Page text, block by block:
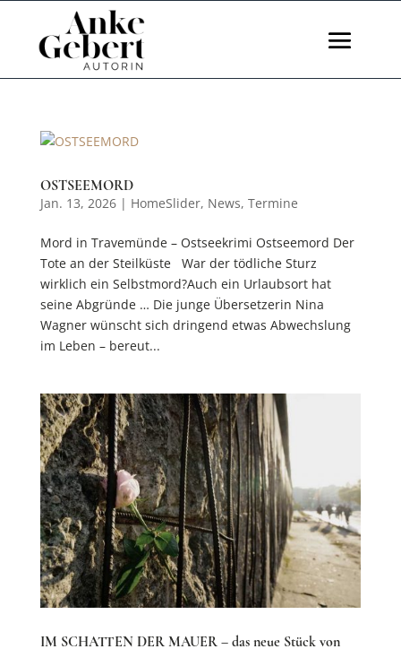
OSTSEEMORD
Jan. 13, 2026| HomeSlider, News, Termine
Mord in Travemünde – Ostseekrimi Ostseemord Der
Tote an der Steilküste War der tödliche Sturz
wirklich ein Selbstmord?Auch ein Urlaubsort hat
seine Abgründe … Die junge Übersetzerin Nina
Wagner wünscht sich dringend etwas Abwechslung
im Leben – bereut...
IM SCHATTEN DER MAUER – das neue Stück von